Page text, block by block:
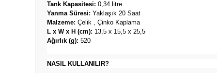
Tank Kapasitesi: 0,34 litre
Yanma Süresi: Yaklaşık 20 Saat
Malzeme: Çelik , Çinko Kaplama
L x W x H (cm): 13,5 x 15,5 x 25,5
Ağırlık (g): 520
NASIL KULLANILIR?